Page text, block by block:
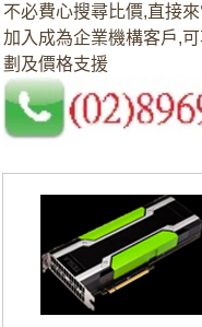
不必費心搜尋比價,直接
加入成為企業機構客戶,
劃及價格支援